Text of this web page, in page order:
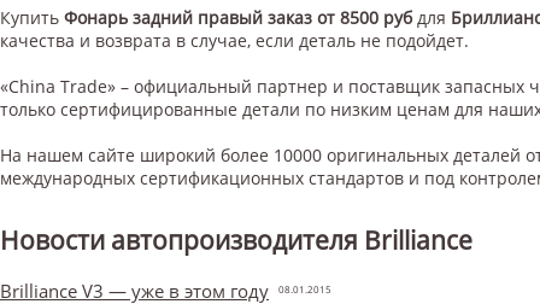
Купить Фонарь задний правый заказ от 8500 руб для
качества и возврата в случае, если деталь не подойдет.
«China Trade» – официальный партнер и поставщик запасных
только сертифицированные детали по низким ценам для
На нашем сайте широкий более 10000 оригинальных деталей
международных сертификационных стандартов и под
Новости автопроизводителя Brilliance
Brilliance V3 — уже в этом году 08.01.2015